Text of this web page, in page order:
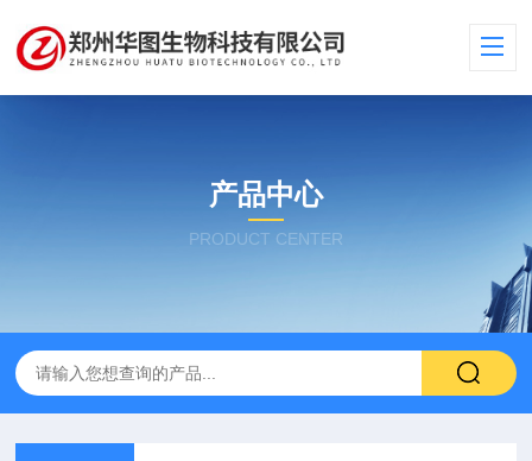
产品中心
PRODUCT CENTER